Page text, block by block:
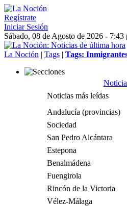
Regístrate
Iniciar Sesión
Sábado, 08 de Agosto de 2026 - 7:43
La Noción | Tags | Tags:
Noticias más leídas
Andalucía (provincias)
Sociedad
San Pedro Alcántara
Estepona
Benalmádena
Fuengirola
Rincón de la Victoria
Vélez-Málaga